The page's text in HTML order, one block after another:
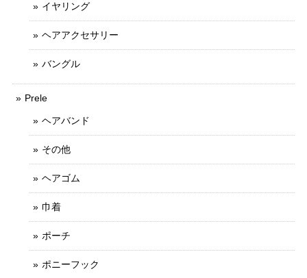
イヤリング
ヘアアクセサリー
バングル
Prele
ヘアバンド
その他
ヘアゴム
巾着
ポーチ
ポニーフック